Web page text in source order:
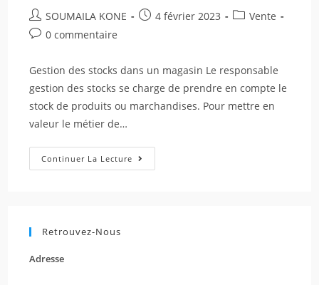
SOUMAILA KONE 4 février 2023
Vente
0 commentaire
Gestion des stocks dans un magasin Le responsable
gestion des stocks se charge de prendre en compte le
stock de produits ou marchandises. Pour mettre en
valeur le métier de…
Continuer La Lecture
Retrouvez-Nous
Adresse